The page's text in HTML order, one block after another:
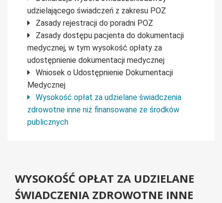
udzielającego świadczeń z zakresu POZ
Zasady rejestracji do poradni POZ
Zasady dostępu pacjenta do dokumentacji
medycznej, w tym wysokość opłaty za
udostępnienie dokumentacji medycznej
Wniosek o Udostępnienie Dokumentacji
Medycznej
Wysokość opłat za udzielane świadczenia
zdrowotne inne niż finansowane ze środków
publicznych
WYSOKOŚĆ OPŁAT ZA UDZIELANE
ŚWIADCZENIA ZDROWOTNE INNE